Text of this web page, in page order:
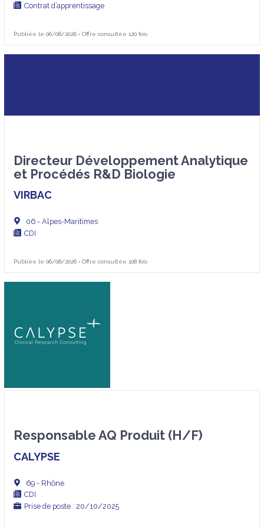
Contrat d’apprentissage
Publiée le 06/08/2026 • Offre consultée 120 fois
Directeur Développement Analytique
et Procédés R&D Biologie
VIRBAC
06 - Alpes-Maritimes
CDI
Publiée le 06/08/2026 • Offre consultée 108 fois
Responsable AQ Produit (H/F)
CALYPSE
69 - Rhône
CDI
Prise de poste : 20/10/2025